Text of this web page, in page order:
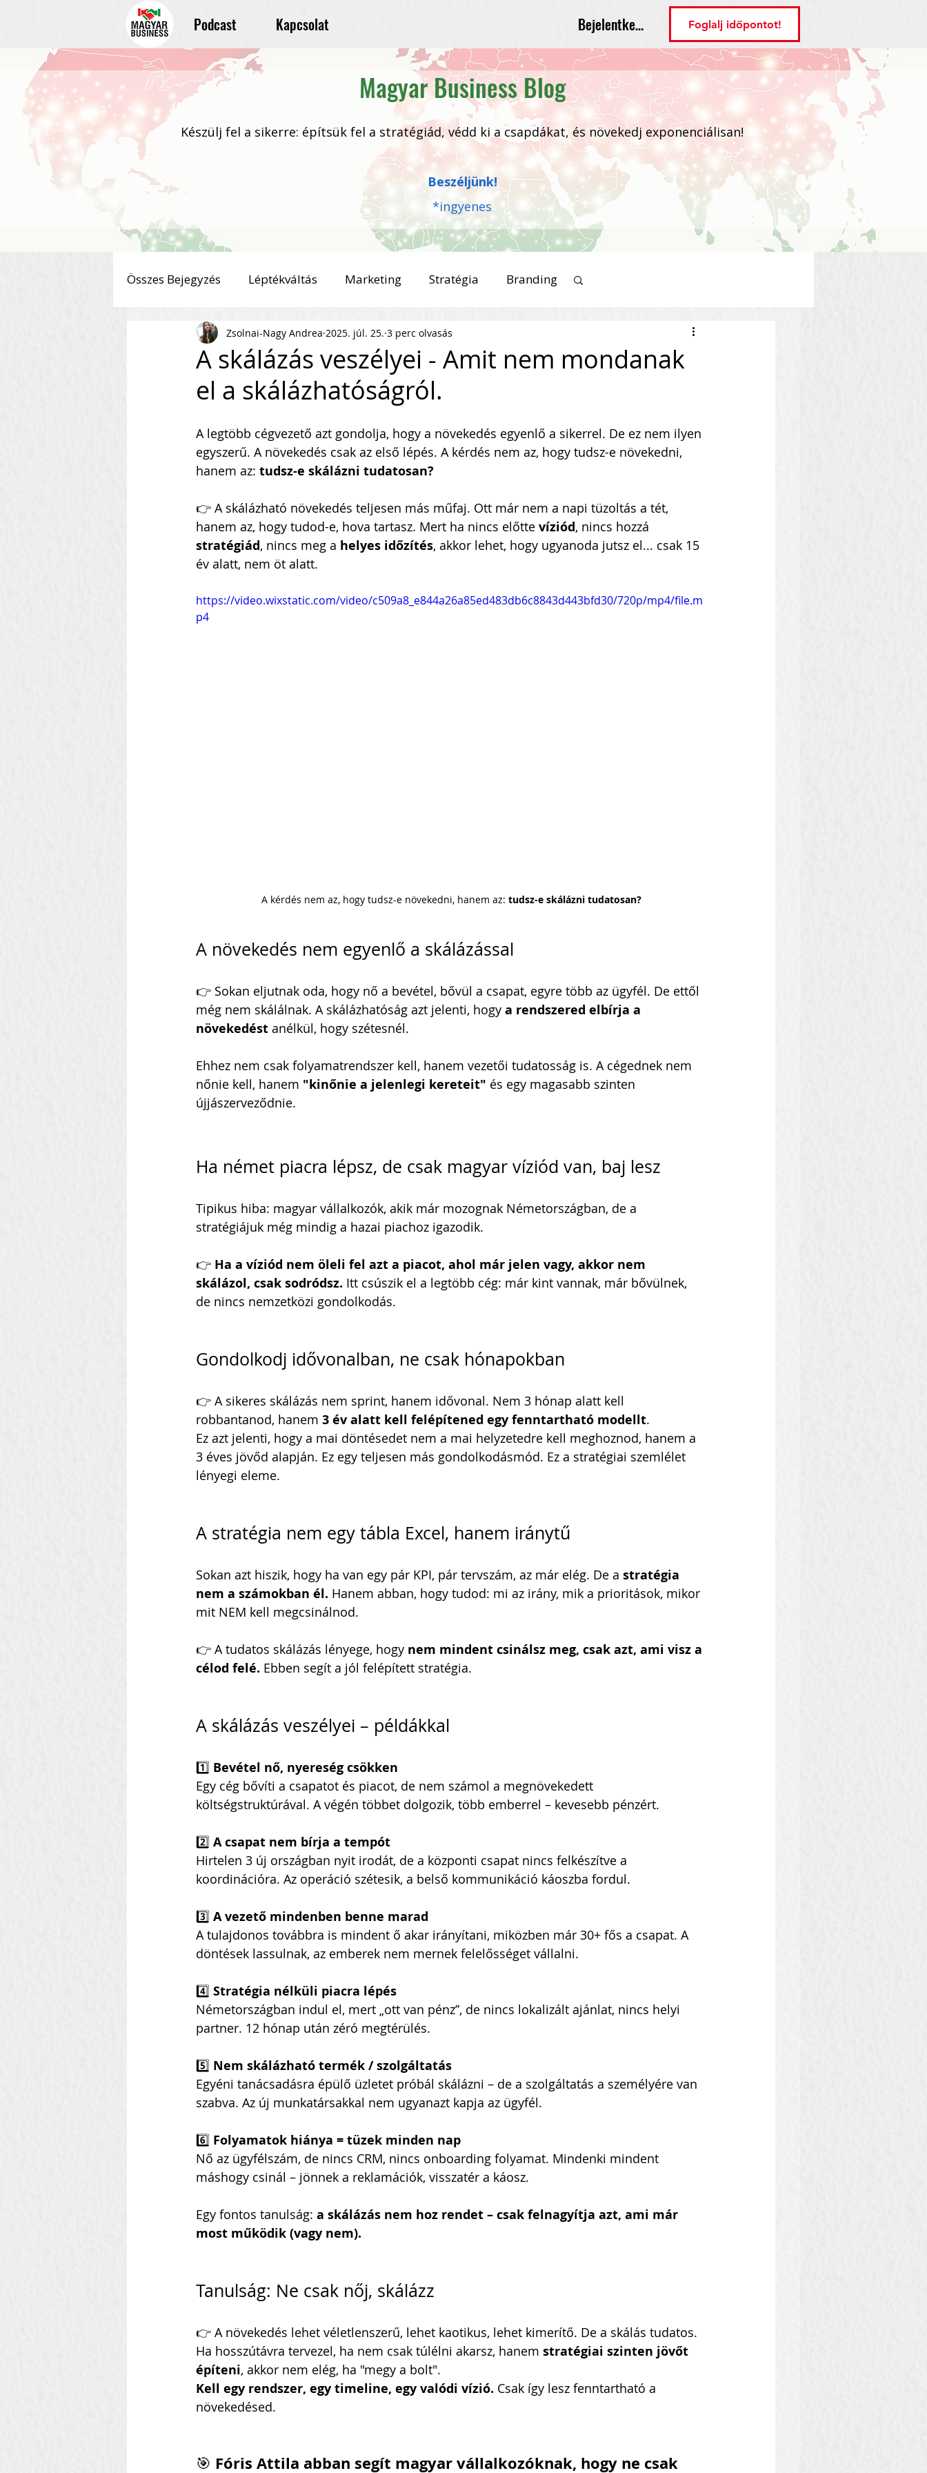
Podcast Kapcsolat Bejelentkezés Foglalj időpontot!
Magyar Business Blog
Készülj fel a sikerre: építsük fel a stratégiád, védd ki a csapdákat, és növekedj exponenciálisan!
Beszéljünk!
*ingyenes
Összes Bejegyzés Léptékváltás Marketing Stratégia Branding
KKV Magyar Business Podcast PR HR
Kommunikáció Csapatépítés KKV Skálázás
Vállalkozás Építés Nonprofit Szervezet Startup
Villámkérdések Szofverfejlesztés Közösségépítés
Skálázás Konferencia Magyar Business Nemzetközi Skálázás
Fenntarthatóság Skálázási Gondolkodásmód
A skálázás veszélyei - Amit nem mondanak
el a skálázhatóságról.
Zsolnai-Nagy Andrea 2025. júl. 25. 3 perc olvasás
A legtöbb cégvezető azt gondolja, hogy a növekedés egyenlő a sikerrel. De ez nem ilyen
egyszerű. A növekedés csak az első lépés. A kérdés nem az, hogy tudsz-e növekedni,
hanem az: tudsz-e skálázni tudatosan?
👉 A skálázható növekedés teljesen más műfaj. Ott már nem a napi tüzoltás a tét,
hanem az, hogy tudod-e, hova tartasz. Mert ha nincs előtte víziód, nincs hozzá
stratégiád, nincs meg a helyes időzítés, akkor lehet, hogy ugyanoda jutsz el... csak 15
év alatt, nem öt alatt.
https://video.wixstatic.com/video/c509a8_e844a26a85ed483db6c8843d443bfd30/720p/mp4/file.m
p4
A kérdés nem az, hogy tudsz-e növekedni, hanem az: tudsz-e skálázni tudatosan?
A növekedés nem egyenlő a skálázással
👉 Sokan eljutnak oda, hogy nő a bevétel, bővül a csapat, egyre több az ügyfél. De ettől
még nem skálálnak. A skálázhatóság azt jelenti, hogy a rendszered elbírja a
növekedést anélkül, hogy szétesnél.
Ehhez nem csak folyamatrendszer kell, hanem vezetői tudatosság is. A cégednek nem
nőnie kell, hanem "kinőnie a jelenlegi kereteit" és egy magasabb szinten
újjászerveződnie.
Ha német piacra lépsz, de csak magyar víziód van, baj lesz
Tipikus hiba: magyar vállalkozók, akik már mozognak Németországban, de a
stratégiájuk még mindig a hazai piachoz igazodik.
👉 Ha a víziód nem öleli fel azt a piacot, ahol már jelen vagy, akkor nem
skálázol, csak sodródsz. Itt csúszik el a legtöbb cég: már kint vannak, már bővülnek,
de nincs nemzetközi gondolkodás.
Gondolkodj idővonalban, ne csak hónapokban
👉 A sikeres skálázás nem sprint, hanem idővonal. Nem 3 hónap alatt kell
robbantanod, hanem 3 év alatt kell felépítened egy fenntartható modellt.
Ez azt jelenti, hogy a mai döntésedet nem a mai helyzetedre kell meghoznod, hanem a
3 éves jövőd alapján. Ez egy teljesen más gondolkodásmód. Ez a stratégiai szemlélet
lényegi eleme.
A stratégia nem egy tábla Excel, hanem iránytű
Sokan azt hiszik, hogy ha van egy pár KPI, pár tervszám, az már elég. De a stratégia
nem a számokban él. Hanem abban, hogy tudod: mi az irány, mik a prioritások, mikor
mit NEM kell megcsinálnod.
👉 A tudatos skálázás lényege, hogy nem mindent csinálsz meg, csak azt, ami visz a
célod felé. Ebben segít a jól felépített stratégia.
A skálázás veszélyei – példákkal
1️⃣ Bevétel nő, nyereség csökken
Egy cég bővíti a csapatot és piacot, de nem számol a megnövekedett
költségstruktúrával. A végén többet dolgozik, több emberrel – kevesebb pénzért.
2️⃣ A csapat nem bírja a tempót
Hirtelen 3 új országban nyit irodát, de a központi csapat nincs felkészítve a
koordinációra. Az operáció szétesik, a belső kommunikáció káoszba fordul.
3️⃣ A vezető mindenben benne marad
A tulajdonos továbbra is mindent ő akar irányítani, miközben már 30+ fős a csapat. A
döntések lassulnak, az emberek nem mernek felelősséget vállalni.
4️⃣ Stratégia nélküli piacra lépés
Németországban indul el, mert „ott van pénz”, de nincs lokalizált ajánlat, nincs helyi
partner. 12 hónap után zéró megtérülés.
5️⃣ Nem skálázható termék / szolgáltatás
Egyéni tanácsadásra épülő üzletet próbál skálázni – de a szolgáltatás a személyére van
szabva. Az új munkatársakkal nem ugyanazt kapja az ügyfél.
6️⃣ Folyamatok hiánya = tüzek minden nap
Nő az ügyfélszám, de nincs CRM, nincs onboarding folyamat. Mindenki mindent
máshogy csinál – jönnek a reklamációk, visszatér a káosz.
Egy fontos tanulság: a skálázás nem hoz rendet – csak felnagyítja azt, ami már
most működik (vagy nem).
Tanulság: Ne csak nőj, skálázz
👉 A növekedés lehet véletlenszerű, lehet kaotikus, lehet kimerítő. De a skálás tudatos.
Ha hosszútávra tervezel, ha nem csak túlélni akarsz, hanem stratégiai szinten jövőt
építeni, akkor nem elég, ha "megy a bolt".
Kell egy rendszer, egy timeline, egy valódi vízió. Csak így lesz fenntartható a
növekedésed.
🎯 Fóris Attila abban segít magyar vállalkozóknak, hogy ne csak